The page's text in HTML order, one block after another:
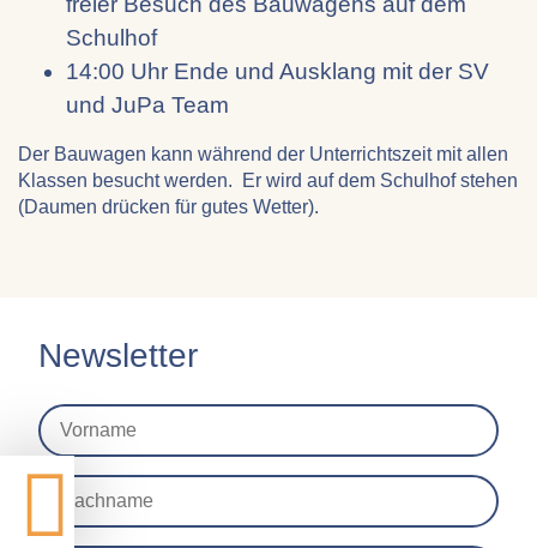
Schulhof
14:00 Uhr Ende und Ausklang mit der SV
und JuPa Team
Der Bauwagen kann während der Unterrichtszeit mit allen
Klassen besucht werden. Er wird auf dem Schulhof stehen
(Daumen drücken für gutes Wetter).
Newsletter